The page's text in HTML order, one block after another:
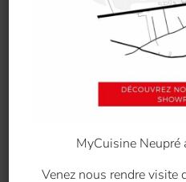
de
10 JAN
Chez MyCuisine Neupré,
forcément avec soldes
MyCuisine Neupré
Venez nous rendre visite